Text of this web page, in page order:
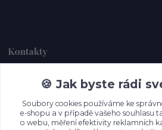
Kontakty
Dagmar Handlová
+420 734 380 930
(Po-Ne, 8-20 hod.)
🍪 Jak byste rádi
Soubory cookies používáme ke
e-shopu a v případě vašeho souhlasu
o webu, měření efektivity reklamních